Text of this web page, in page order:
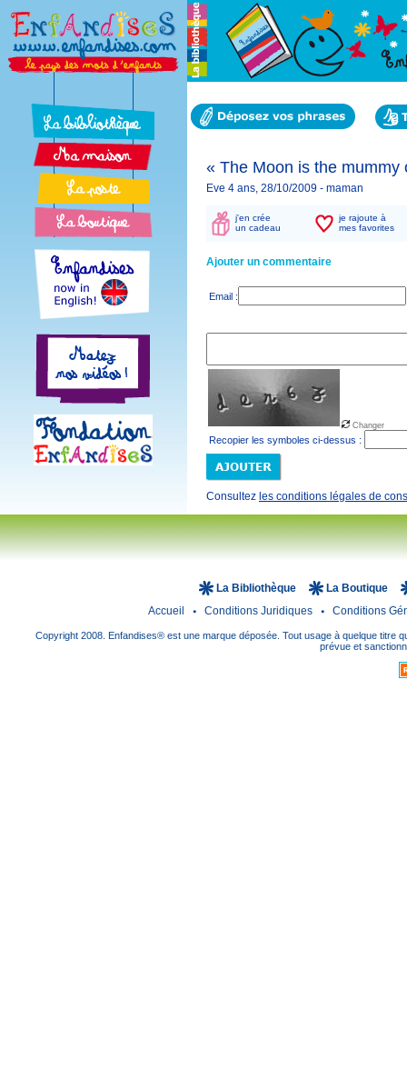
« The Moon is the mummy
Eve 4 ans, 28/10/2009 - maman
j'en crée
un cadeau
je rajoute à
mes favorites
Ajouter un commentaire
Email :
Changer
Recopier les symboles ci-dessus :
Consultez les conditions légales de
La Bibliothèque
La Boutique
Accueil
Conditions Juridiques Conditions
Copyright 2008. Enfandises® est une marque déposée. Tout usage à quelque
prévue et